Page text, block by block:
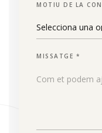
MOTIU DE LA
MISSATGE *